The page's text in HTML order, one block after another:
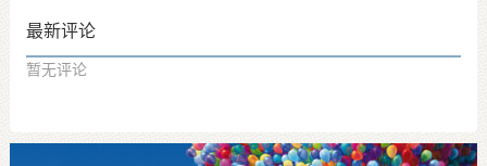
最新评论
暂无评论